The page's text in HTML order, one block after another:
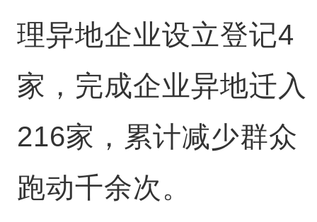
理异地企业设立登记4
家，完成企业异地迁入
216家，累计减少群众
跑动千余次。